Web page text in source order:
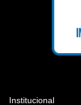
Institucional